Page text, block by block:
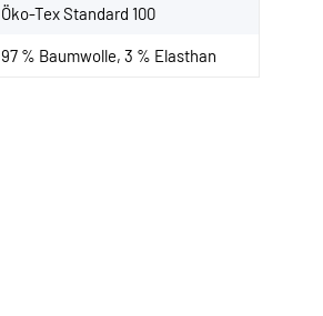
Öko-Tex Standard 100
97 % Baumwolle, 3 % Elasthan